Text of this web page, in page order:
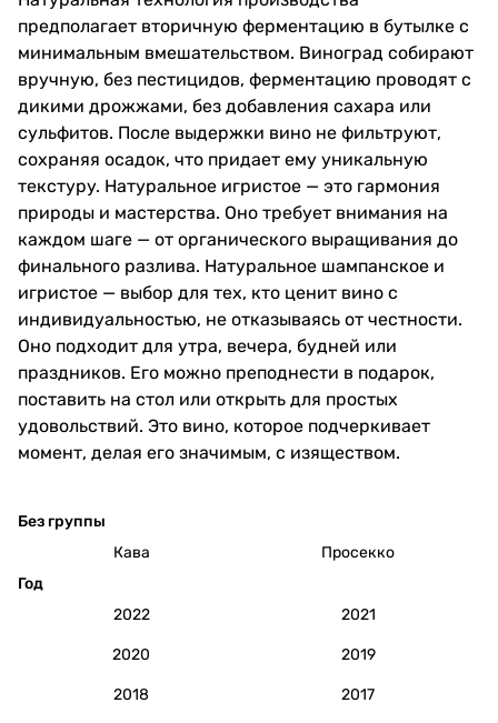
предполагает вторичную ферментацию в бутылке с
минимальным вмешательством. Виноград собирают
вручную, без пестицидов, ферментацию проводят с
дикими дрожжами, без добавления сахара или
сульфитов. После выдержки вино не фильтруют,
сохраняя осадок, что придает ему уникальную
текстуру. Натуральное игристое — это гармония
природы и мастерства. Оно требует внимания на
каждом шаге — от органического выращивания до
финального разлива. Натуральное шампанское и
игристое — выбор для тех, кто ценит вино с
индивидуальностью, не отказываясь от честности.
Оно подходит для утра, вечера, будней или
праздников. Его можно преподнести в подарок,
поставить на стол или открыть для простых
удовольствий. Это вино, которое подчеркивает
момент, делая его значимым, с изяществом.
Без группы
Кава
Просекко
Год
2022
2021
2020 2019
2018 2017